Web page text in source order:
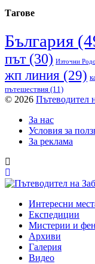
Тагове
България
път(30) Източни
жп линия (29)
пътешествия (11)
© 2026 Пътеводител
За нас
Условия за
За реклама
Интересни
Експедиции
Мистерии и
Архиви
Галерия
Видео